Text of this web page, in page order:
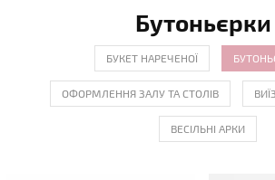
Бутоньєрки
БУКЕТ НАРЕЧЕНОЇ
ОФОРМЛЕННЯ ЗАЛУ ТА СТОЛІВ
ВЕСІЛЬНІ АРКИ